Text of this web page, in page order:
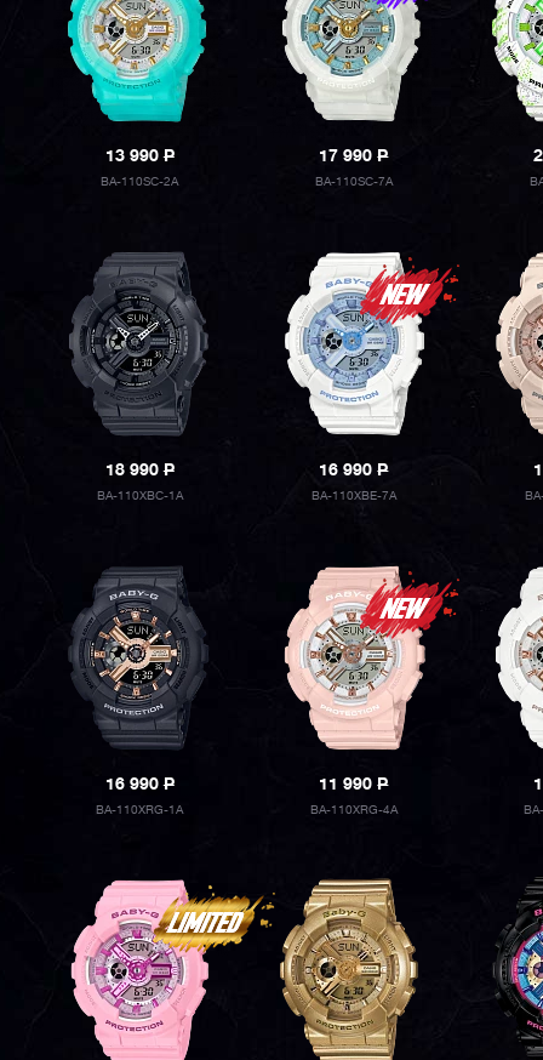
13 990P
BA-110SC-2A
17 990P
BA-110SC-7A
18 990P
BA-110XBC-1A
16 990P
BA-110XBE-7A
16 990P
BA-110XRG-1A
11 990P
BA-110XRG-4A